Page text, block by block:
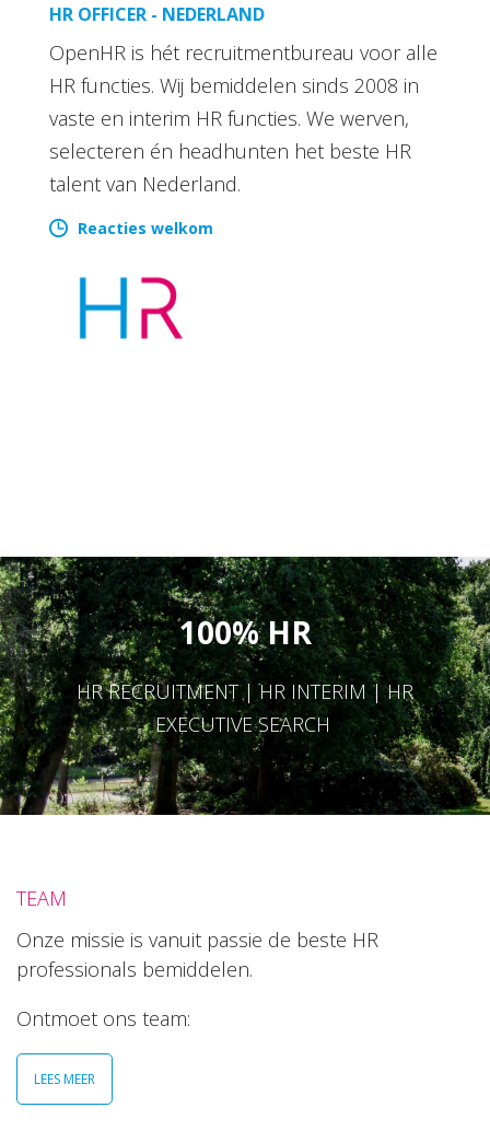
HR OFFICER - NEDERLAND
OpenHR is hét recruitmentbureau voor alle
HR functies. Wij bemiddelen sinds 2008 in
vaste en interim HR functies. We werven,
selecteren én headhunten het beste HR
talent van Nederland.
Reacties welkom
100% HR
HR RECRUITMENT | HR INTERIM | HR
EXECUTIVE SEARCH
TEAM
Onze missie is vanuit passie de beste HR
professionals bemiddelen.
Ontmoet ons team:
LEES MEER